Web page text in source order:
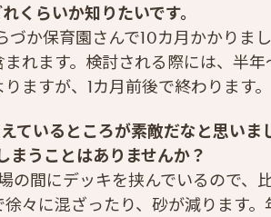
くらいか知りたいです。
づか保育園さんで10カ月かかりま
れます。検討される際には、半年
ますが、1カ月前後で終わります。
ているところが素敵だなと思いま
まうことはありませんか？
の間にデッキを挟んでいるので、
々に混ざったり、砂が減ります。